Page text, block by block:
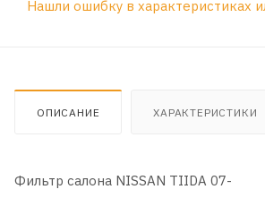
Нашли ошибку в характеристиках
ОПИСАНИЕ ХАРАКТЕРИСТИКИ
Фильтр салона NISSAN TIIDA 07-